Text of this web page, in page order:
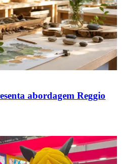
abordagem Reggio